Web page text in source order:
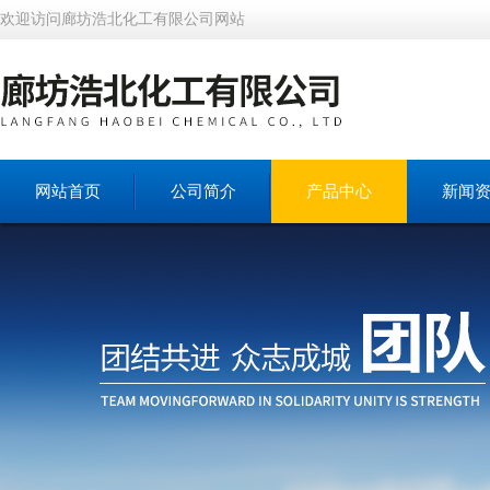
欢迎访问廊坊浩北化工有限公司网站
网站首页 公司简介 产品中心 新闻